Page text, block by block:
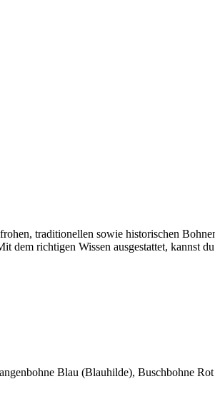
traditionellen sowie historischen
richtigen Wissen ausgestattet, kannst
Blau (Blauhilde), Buschbohne